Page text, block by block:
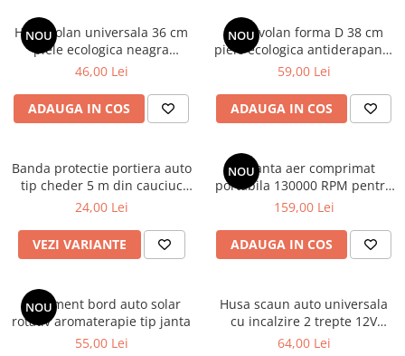
Huse Volan cu Ac si Ata
Huse Volan din Piele Ecologica
Huse Volan din Piele Ecologica cu
Huse Volan Piele Naturala
Odorizante Auto
Oglinda Retrovizoare
Ornamente Auto
Ornamente Pedale Auto
Ornamente Protectie Portiera
Ornamente Schimbator Viteza
Ornamente Toba Auto
Covorase VOLKSWAGEN
Covorase VOLVO
Tavite Portbagaj
NOU
Husa volan universala 36 cm
piele ecologica neagra
perforata
46,00 Lei
ADAUGA IN COS
NOU
Husa volan forma D 38 cm
piele ecologica antiderapanta
pentru volan sport
59,00 Lei
ADAUGA IN COS
Banda protectie portiera auto
tip cheder 5 m din cauciuc
universala
24,00 Lei
VEZI VARIANTE
NOU
Suflanta aer comprimat
portabila 130000 RPM pentru
curatare PC, laptop si auto
159,00 Lei
ADAUGA IN COS
NOU
Ornament bord auto solar
rotativ aromaterapie tip janta
55,00 Lei
Husa scaun auto universala
cu incalzire 2 trepte 12V
pentru scaun fata masina
64,00 Lei